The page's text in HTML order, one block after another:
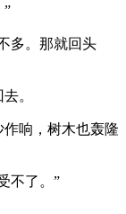
”
多。那就回头
。
响，树木也轰隆
不了。”